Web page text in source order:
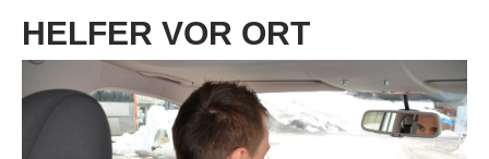
HELFER VOR ORT